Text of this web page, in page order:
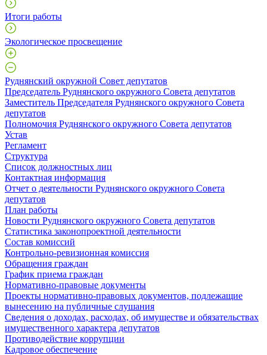
Итоги работы
Экологическое просвещение
Руднянский окружной Совет депутатов
Председатель Руднянского окружного Совета депутатов
Заместитель Председателя Руднянского окружного Совета
депутатов
Полномочия Руднянского окружного Совета депутатов
Устав
Регламент
Структура
Список должностных лиц
Контактная информация
Отчет о деятельности Руднянского окружного Совета
депутатов
План работы
Новости Руднянского окружного Совета депутатов
Статистика законопроектной деятельности
Состав комиссий
Контрольно-ревизионная комиссия
Обращения граждан
График приема граждан
Нормативно-правовые документы
Проекты нормативно-правовых документов, подлежащие
вынесению на публичные слушания
Сведения о доходах, расходах, об имуществе и обязательствах
имущественного характера депутатов
Противодействие коррупции
Кадровое обеспечение